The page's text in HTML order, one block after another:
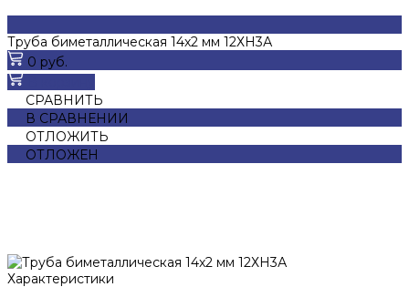
Труба биметаллическая 14х2 мм 12ХН3А
0 руб.
СРАВНИТЬ
В СРАВНЕНИИ
ОТЛОЖИТЬ
ОТЛОЖЕН
Характеристики